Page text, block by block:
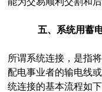
五、系统用蓄
所谓系统连接，是指
配电事业者的输电线
统连接的基本流程如